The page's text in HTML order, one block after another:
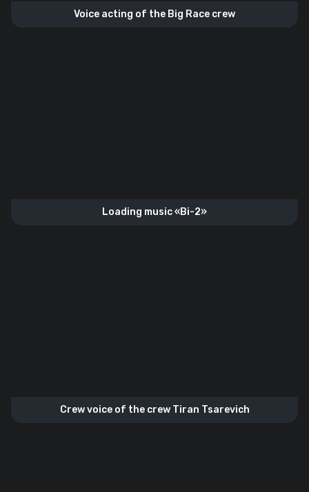
Voice acting of the Big Race crew
Loading music «Bi-2»
Crew voice of the crew Tiran Tsarevich